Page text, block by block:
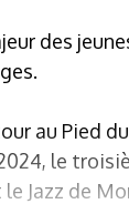
des
au Pied
le
Jazz de